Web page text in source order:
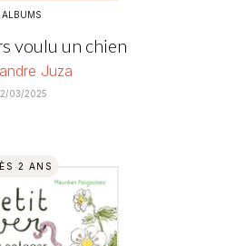
ALBUMS
voulu un chien
Juza
03/2025
2 ANS